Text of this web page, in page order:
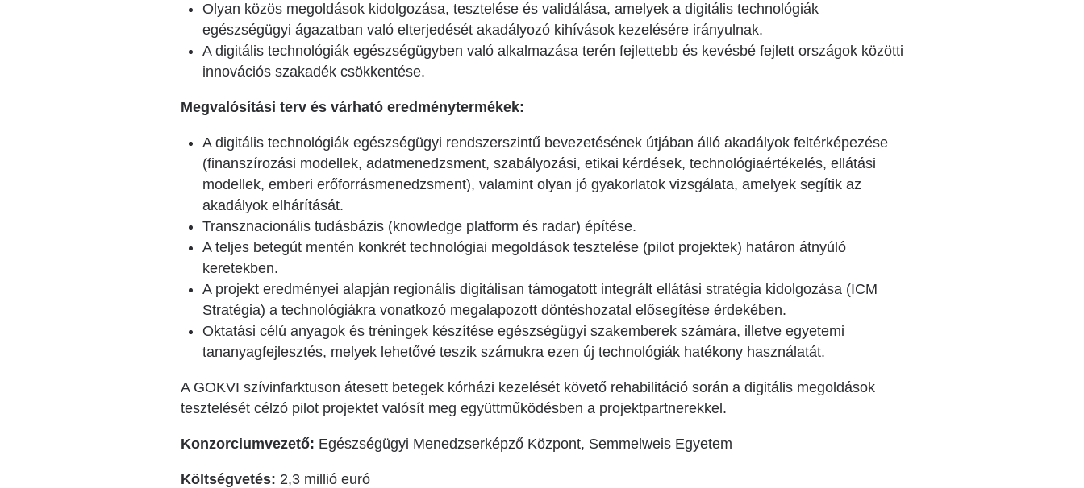
Olyan közös megoldások kidolgozása, tesztelése és validálása, amelyek a digitális technológiák
egészségügyi ágazatban való elterjedését akadályozó kihívások kezelésére irányulnak.
A digitális technológiák egészségügyben való alkalmazása terén fejlettebb és kevésbé fejlett országok közötti
innovációs szakadék csökkentése.
Megvalósítási terv és várható eredménytermékek:
A digitális technológiák egészségügyi rendszerszintű bevezetésének útjában álló akadályok feltérképezése
(finanszírozási modellek, adatmenedzsment, szabályozási, etikai kérdések, technológiaértékelés, ellátási
modellek, emberi erőforrásmenedzsment), valamint olyan jó gyakorlatok vizsgálata, amelyek segítik az
akadályok elhárítását.
Transznacionális tudásbázis (knowledge platform és radar) építése.
A teljes betegút mentén konkrét technológiai megoldások tesztelése (pilot projektek) határon átnyúló
keretekben.
A projekt eredményei alapján regionális digitálisan támogatott integrált ellátási stratégia kidolgozása (ICM
Stratégia) a technológiákra vonatkozó megalapozott döntéshozatal elősegítése érdekében.
Oktatási célú anyagok és tréningek készítése egészségügyi szakemberek számára, illetve egyetemi
tananyagfejlesztés, melyek lehetővé teszik számukra ezen új technológiák hatékony használatát.
A GOKVI szívinfarktuson átesett betegek kórházi kezelését követő rehabilitáció során a digitális megoldások
tesztelését célzó pilot projektet valósít meg együttműködésben a projektpartnerekkel.
Konzorciumvezető: Egészségügyi Menedzserképző Központ, Semmelweis Egyetem
Költségvetés: 2,3 millió euró